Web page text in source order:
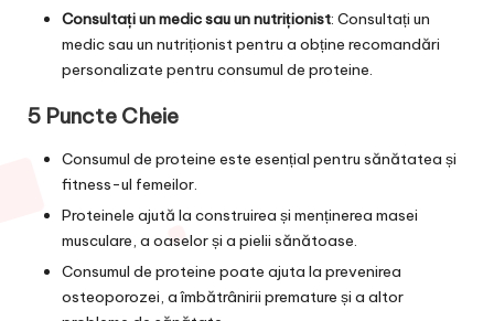
Consultați un medic sau un nutriționist: Consultați un
medic sau un nutriționist pentru a obține recomandări
personalizate pentru consumul de proteine.
5 Puncte Cheie
Consumul de proteine este esențial pentru sănătatea și
fitness-ul femeilor.
Proteinele ajută la construirea și menținerea masei
musculare, a oaselor și a pielii sănătoase.
Consumul de proteine poate ajuta la prevenirea
osteoporozei, a îmbătrânirii premature și a altor